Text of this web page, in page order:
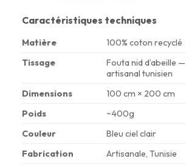
Caractéristiques techniques
Matière
100% coton recyclé
Tissage
Fouta nid d’abeille
artisanal tunisien
Dimensions
100 cm × 200 cm
Poids
~400g
Couleur
Bleu ciel clair
Fabrication
Artisanale, Tunisie